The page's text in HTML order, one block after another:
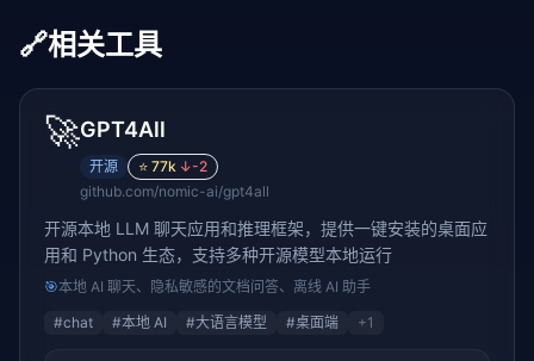
🔗相关工具
🚀GPT4All
开源 ⭐ 77k ↓-2
github.com/nomic-ai/gpt4all
开源本地 LLM 聊天应用和推理框架，提供一键安装的桌面应
用和 Python 生态，支持多种开源模型本地运行
🎯本地 AI 聊天、隐私敏感的文档问答、离线 AI 助手
#chat #本地 AI #大语言模型 #桌面端 +1